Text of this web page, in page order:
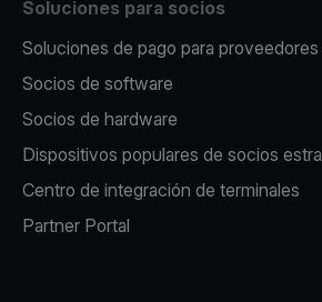
Soluciones para socios
Soluciones de pago para
Socios de software
Socios de hardware
Dispositivos populares de socios
Centro de integración de terminales
Partner Portal